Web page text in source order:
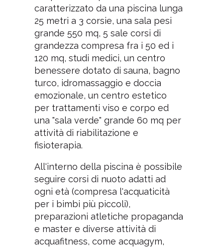
caratterizzato da una piscina lunga
25 metri a 3 corsie, una sala pesi
grande 550 mq, 5 sale corsi di
grandezza compresa fra i 50 ed i
120 mq, studi medici, un centro
benessere dotato di sauna, bagno
turco, idromassaggio e doccia
emozionale, un centro estetico
per trattamenti viso e corpo ed
una "sala verde" grande 60 mq per
attività di riabilitazione e
fisioterapia.
All'interno della piscina è possibile
seguire corsi di nuoto adatti ad
ogni età (compresa l'acquaticità
per i bimbi più piccoli),
preparazioni atletiche propaganda
e master e diverse attività di
acquafitness, come acquagym,